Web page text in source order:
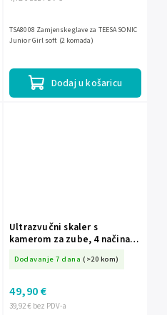
Dodaj u košaricu
TSA8008 Zamjenske glave za TEESA SONIC
Junior Girl soft (2 komada)
Ultrazvučni skaler s
kamerom za zube, 4 načina
Berdsen BD-250
Dodavanje 7 dana (>20 kom)
39,92 € bez PDV-a
49,90 €